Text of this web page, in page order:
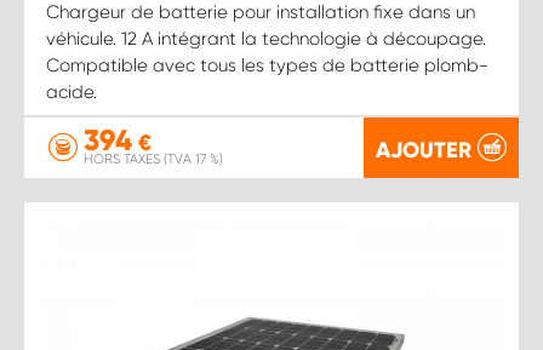
Chargeur de batterie pour installation fixe dans un
véhicule. 12 A intégrant la technologie à découpage.
Compatible avec tous les types de batterie plomb-
acide.
394 €
HORS TAXES (TVA 17 %) AJOUTER